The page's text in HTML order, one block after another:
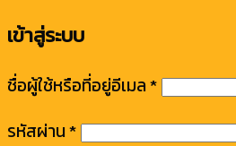
เข้าสู่ระบบ
ชื่อผู้ใช้หรือที่อยู่อีเมล*
รหัสผ่าน*